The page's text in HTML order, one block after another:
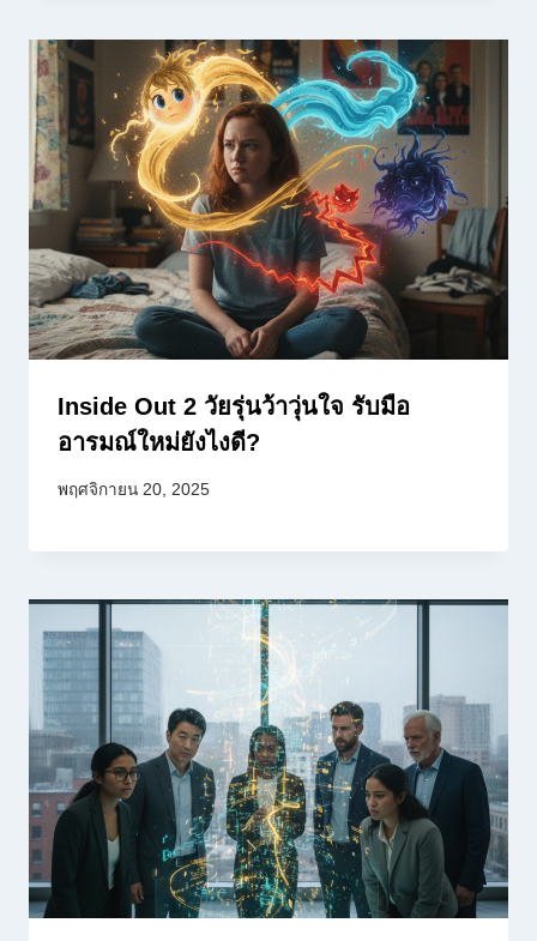
Inside Out 2 วัยรุ่นว้าวุ่นใจ รับมือ
อารมณ์ใหม่ยังไงดี?
พฤศจิกายน 20, 2025